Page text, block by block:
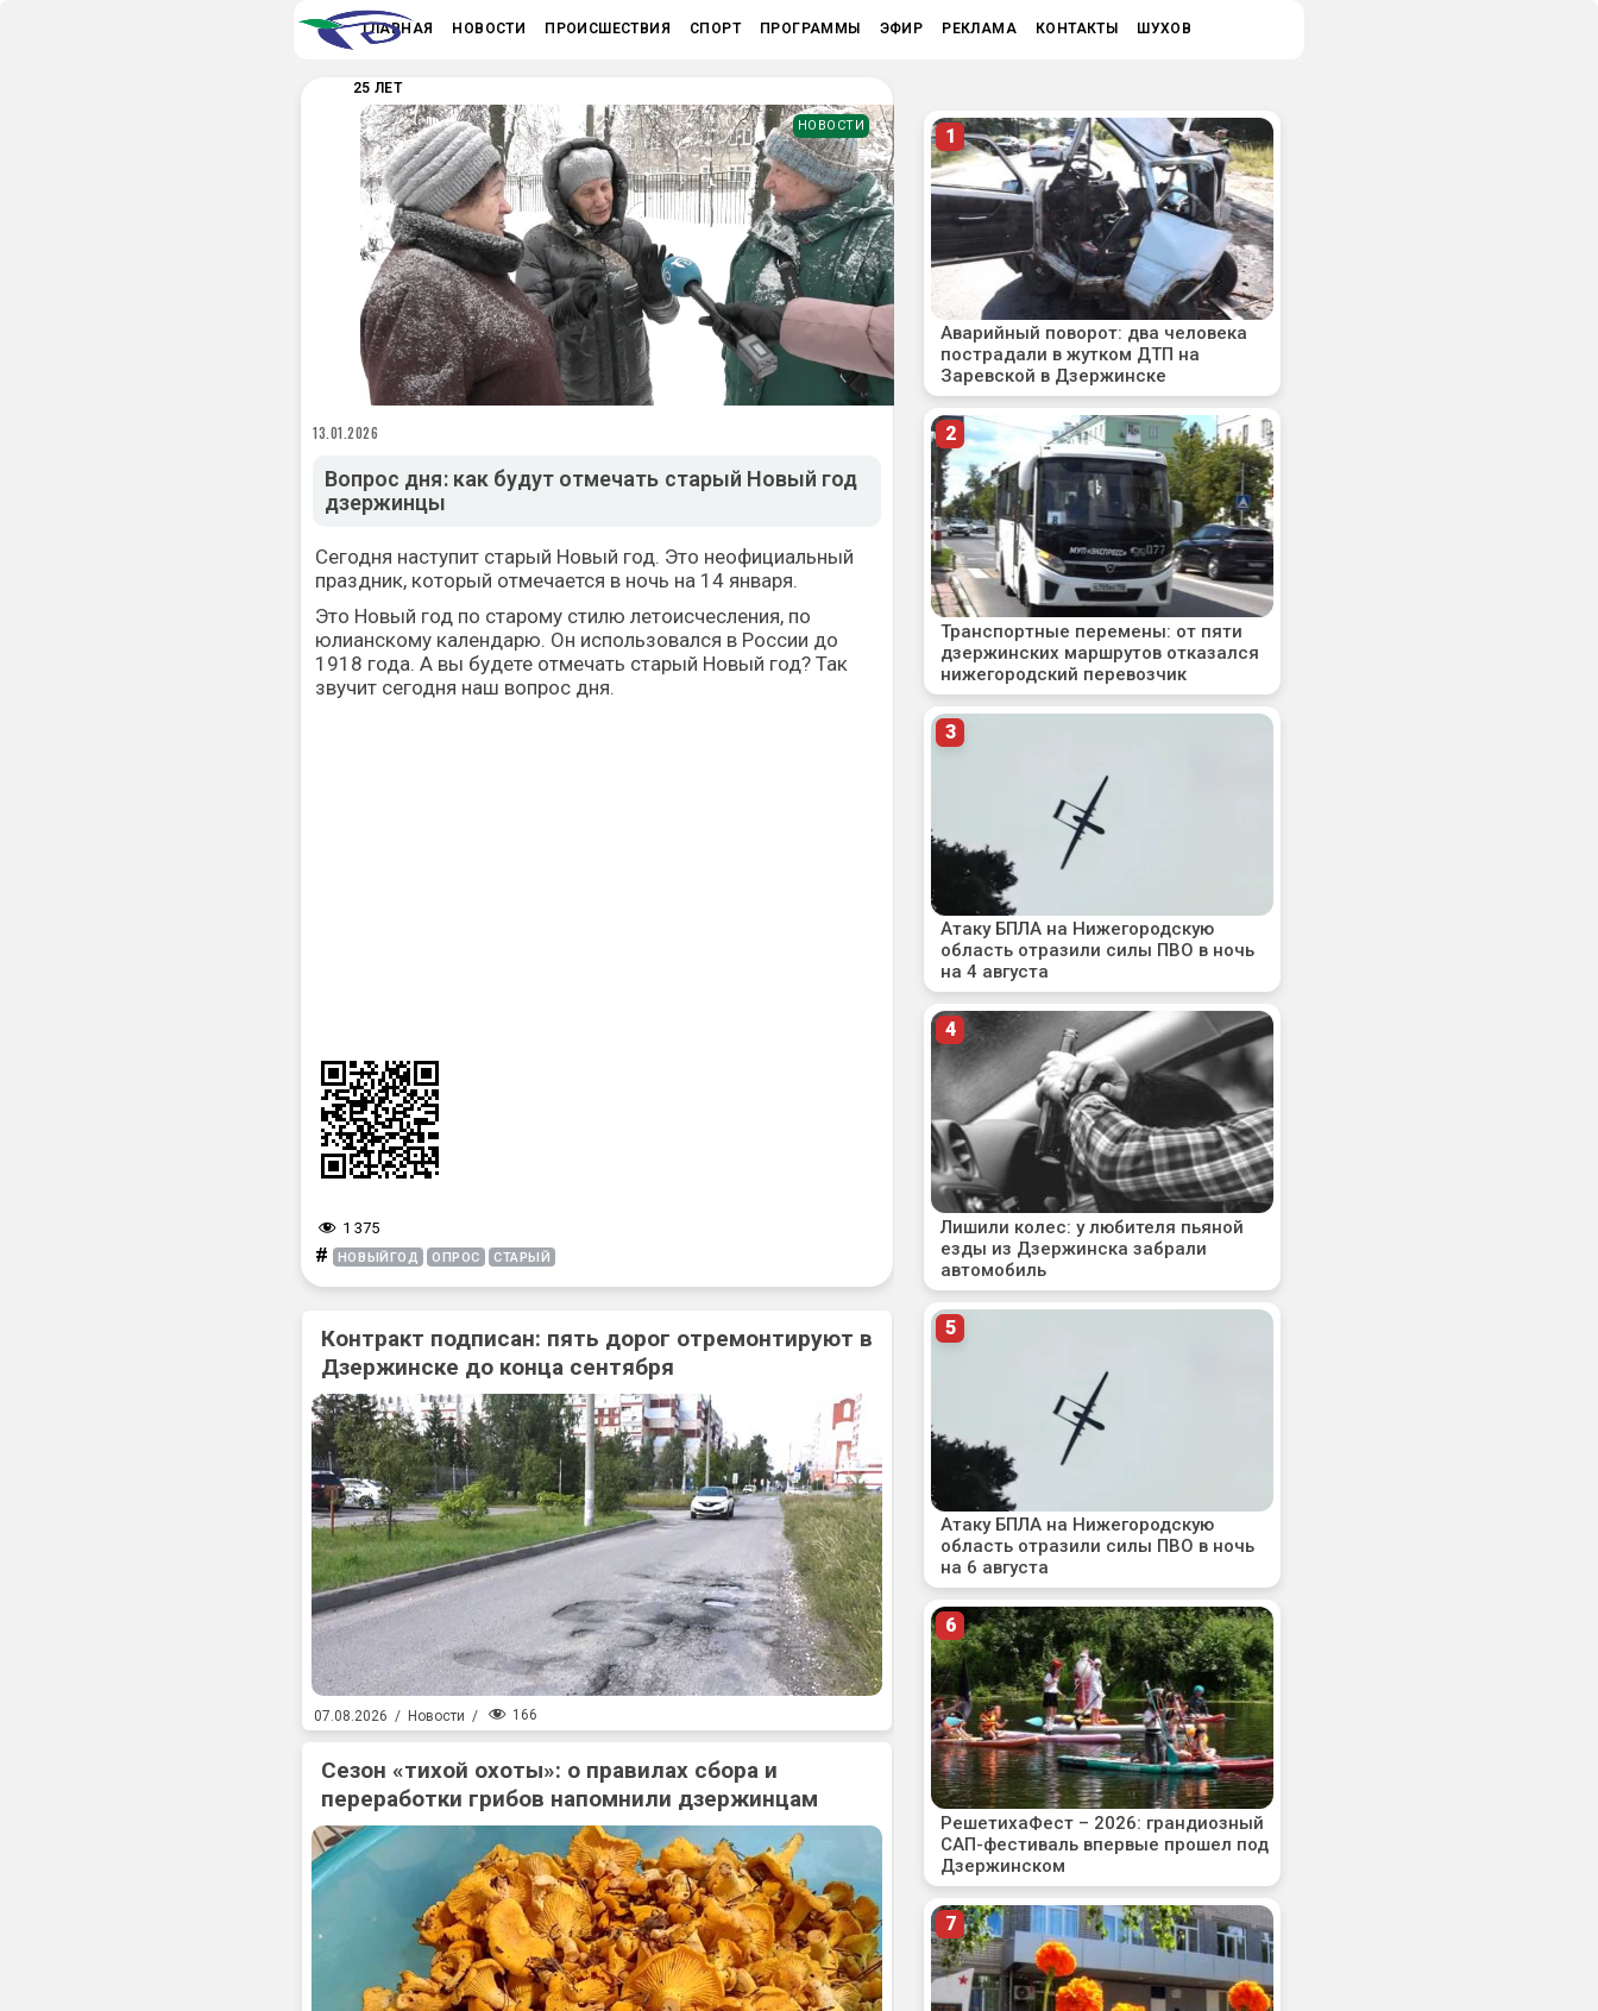
ГЛАВНАЯ НОВОСТИ ПРОИСШЕСТВИЯ СПОРТ ПРОГРАММЫ ЭФИР РЕКЛАМА КОНТАКТЫ ШУХОВ
25 ЛЕТ
НОВОСТИ
13.01.2026
Вопрос дня: как будут отмечать старый Новый год
дзержинцы
Сегодня наступит старый Новый год. Это неофициальный
праздник, который отмечается в ночь на 14 января.
Это Новый год по старому стилю летоисчесления, по
юлианскому календарю. Он использовался в России до
1918 года. А вы будете отмечать старый Новый год? Так
звучит сегодня наш вопрос дня.
1 375
# НОВЫЙГОД ОПРОС СТАРЫЙ
Контракт подписан: пять дорог отремонтируют в
Дзержинске до конца сентября
07.08.2026 / Новости / 166
Сезон «тихой охоты»: о правилах сбора и
переработки грибов напомнили дзержинцам